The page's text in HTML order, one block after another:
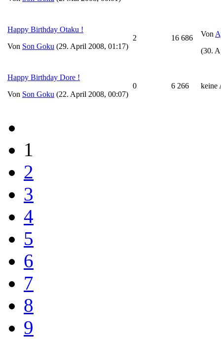
Happy Birthday Otaku !
Von Son Goku (29. April 2008, 01:17)
2 16 686 Von
(30.
Happy Birthday Dore !
Von Son Goku (22. April 2008, 00:07)
0 6 266 keine
1
2
3
4
5
6
7
8
9